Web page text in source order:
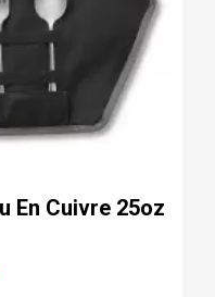
En Cuivre 25oz